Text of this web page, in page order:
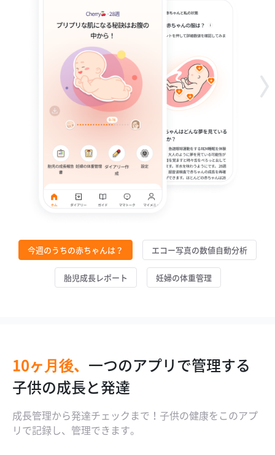
今週のうちの赤ちゃんは？ エコー写真の数値自動分析
胎児成長レポート 妊婦の体重管理
10ヶ月後、 一つのアプリで管理する
子供の成長と発達
成長管理から発達チェックまで！子供の健康をこのアプ
リで記録し、管理できます。
うちの子の成長発達は早
い？ 遅い？
胎児からずっと続く子供
の成長報告書
産後に体重管理のゴール
デンタイムは1年！